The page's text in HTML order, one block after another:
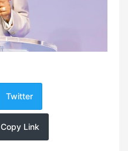
Twitter
Copy Link